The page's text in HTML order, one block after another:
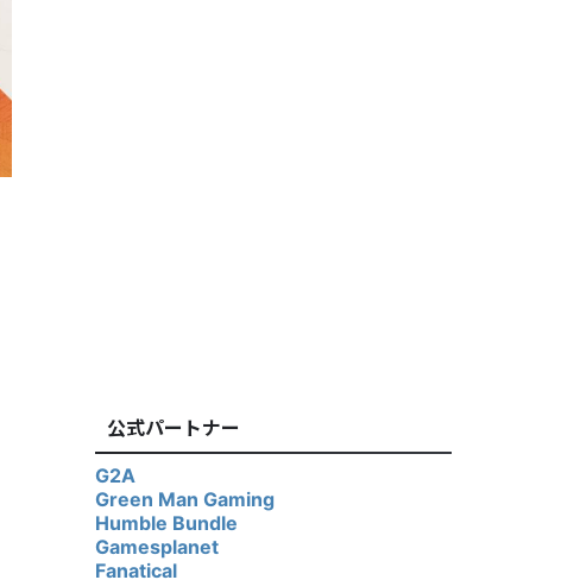
公式パートナー
G2A
Green Man Gaming
Humble Bundle
Gamesplanet
Fanatical